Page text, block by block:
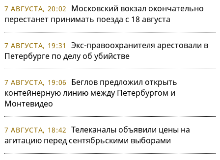
7 АВГУСТА, 20:02
Московский вокзал окончательно
перестанет принимать поезда с 18 августа
7 АВГУСТА, 19:31
Экс-правоохранителя арестовали в
Петербурге по делу об убийстве
7 АВГУСТА, 19:06
Беглов предложил открыть
контейнерную линию между Петербургом и
Монтевидео
7 АВГУСТА, 18:42 Телеканалы объявили цены на
агитацию перед сентябрьскими выборами